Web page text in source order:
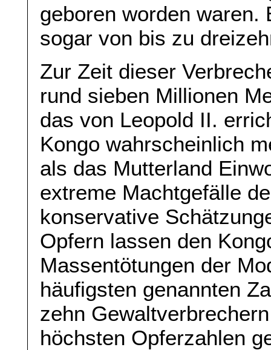
geboren worden waren.
sogar von bis zu
Zur Zeit dieser
rund sieben Millionen
das von Leopold II.
Kongo wahrscheinlich
als das Mutterland
extreme Machtgefälle
konservative
Opfern lassen den
Massentötungen der
häufigsten genannten
zehn
höchsten Opferzahlen